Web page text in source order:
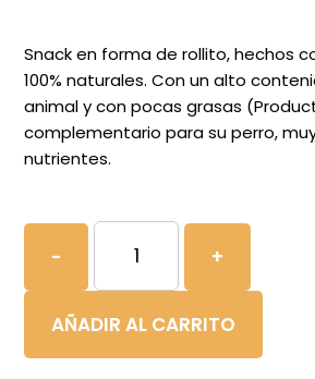
Snack en forma de rollito, hechos
100% naturales. Con un alto
animal y con pocas grasas
complementario para su perro,
nutrientes.
-
Arquivet
Rollitos
piel
+
AÑADIR AL CARRITO